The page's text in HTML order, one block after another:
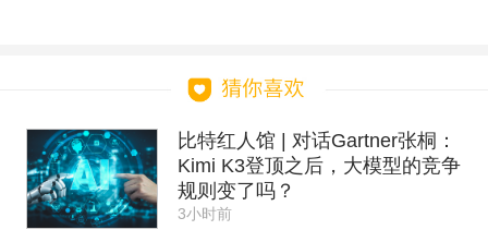
比特红人馆 | 对话Gartner张桐：
Kimi K3登顶之后，大模型的竞争
规则变了吗？
3小时前